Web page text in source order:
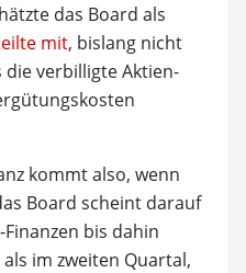
das Board als
mit, bislang nicht
die verbilligte Aktien-
kommt also, wenn
Board scheint darauf
Finanzen bis dahin
im zweiten Quartal,